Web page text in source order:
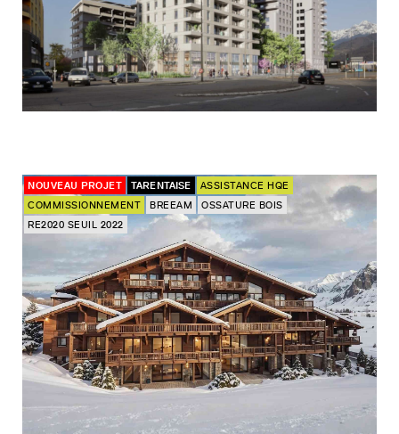
NOUVEAU PROJET TARENTAISE
ASSISTANCE HQE
COMMISSIONNEMENT
BREEAM
OSSATURE BOIS
RE2020 SEUIL 2022